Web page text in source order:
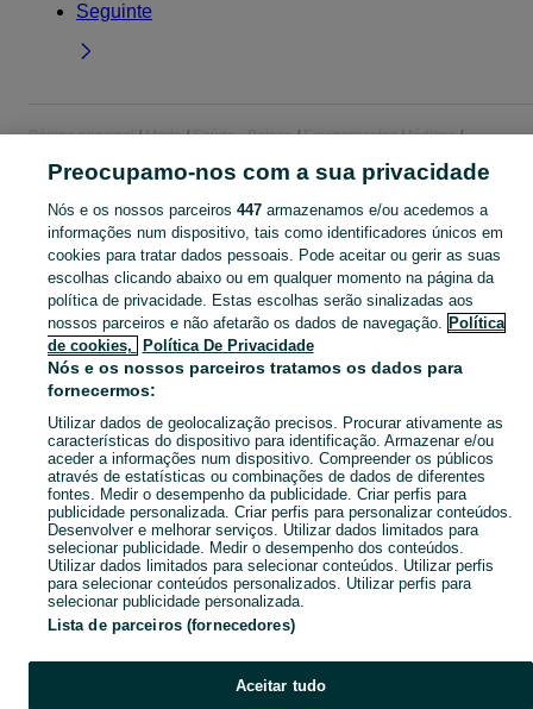
Seguinte
Página principal Moda Saúde - Beleza
Equipamentos Médicos
CATEGORIA
Navegue pelos últimos anúncios de Equipamentos Médicos em Arroios no OLX Portugal. Compre e venda produtos locais com facilidade e segurança. Mostrar
Mapa do site
Mapa das freguesias
Mapa de mini-sites
Pesquisas populares
Preocupamo-nos com a sua privacidade
Nós e os nossos parceiros 447armazenamos e/ou acedemos a
informações num dispositivo, tais como identificadores únicos em
cookies para tratar dados pessoais. Pode aceitar ou gerir as suas
escolhas clicando abaixo ou em qualquer momento na página da
política de privacidade. Estas escolhas serão sinalizadas aos
nossos parceiros e não afetarão os dados de navegação. Política
de cookies,
Política De Privacidade
Nós e os nossos parceiros tratamos os dados para
fornecermos:
Utilizar dados de geolocalização precisos. Procurar ativamente as
características do dispositivo para identificação. Armazenar e/ou
aceder a informações num dispositivo. Compreender os públicos
através de estatísticas ou combinações de dados de diferentes
fontes. Medir o desempenho da publicidade. Criar perfis para
publicidade personalizada. Criar perfis para personalizar conteúdos.
Desenvolver e melhorar serviços. Utilizar dados limitados para
selecionar publicidade. Medir o desempenho dos conteúdos.
Utilizar dados limitados para selecionar conteúdos. Utilizar perfis
para selecionar conteúdos personalizados. Utilizar perfis para
selecionar publicidade personalizada.
Lista de parceiros (fornecedores)
Aceitar tudo